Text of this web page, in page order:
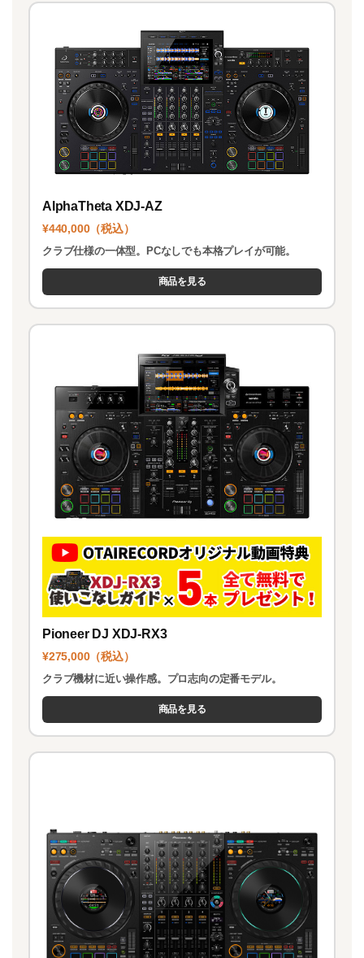
AlphaTheta XDJ-AZ
¥440,000（税込）
クラブ仕様の一体型。PCなしでも本格プレイが可能。
商品を見る
Pioneer DJ XDJ-RX3
¥275,000（税込）
クラブ機材に近い操作感。プロ志向の定番モデル。
商品を見る